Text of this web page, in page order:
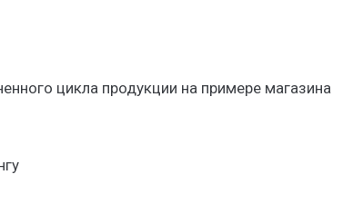
цикла продукции на примере магазина